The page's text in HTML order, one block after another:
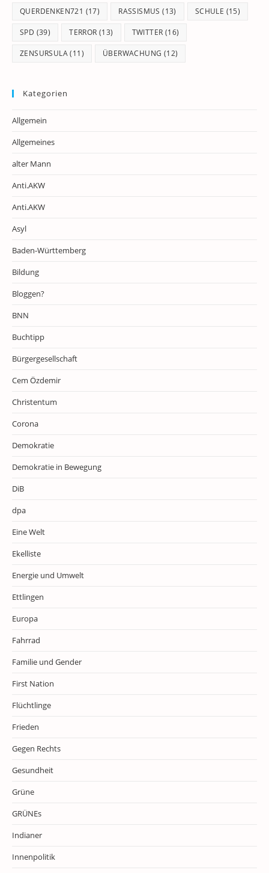
QUERDENKEN721 (17) RASSISMUS (13) SCHULE (15)
SPD (39) TERROR (13) TWITTER (16)
ZENSURSULA(11) ÜBERWACHUNG (12)
Kategorien
Allgemein
Allgemeines
alter Mann
Anti.AKW
Anti.AKW
Asyl
Baden-Württemberg
Bildung
Bloggen?
BNN
Buchtipp
Bürgergesellschaft
Cem Özdemir
Christentum
Corona
Demokratie
Demokratie in Bewegung
DiB
dpa
Eine Welt
Ekelliste
Energie und Umwelt
Ettlingen
Europa
Fahrrad
Familie und Gender
First Nation
Flüchtlinge
Frieden
Gegen Rechts
Gesundheit
Grüne
GRÜNEs
Indianer
Innenpolitik